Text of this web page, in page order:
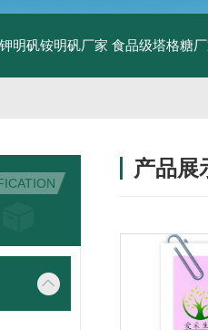
明矾铵明矾厂家 食品级塔格糖
产品展